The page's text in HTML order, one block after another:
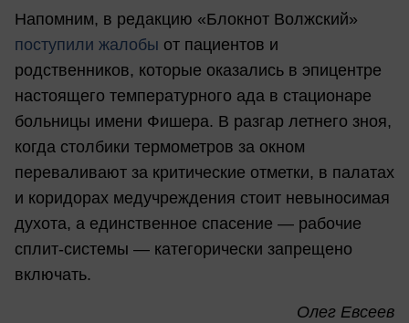
Напомним, в редакцию «Блокнот Волжский»
поступили жалобы от пациентов и
родственников, которые оказались в эпицентре
настоящего температурного ада в стационаре
больницы имени Фишера. В разгар летнего зноя,
когда столбики термометров за окном
переваливают за критические отметки, в палатах
и коридорах медучреждения стоит невыносимая
духота, а единственное спасение — рабочие
сплит-системы — категорически запрещено
включать.
Олег Евсеев